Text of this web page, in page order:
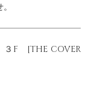
F [THE COVER